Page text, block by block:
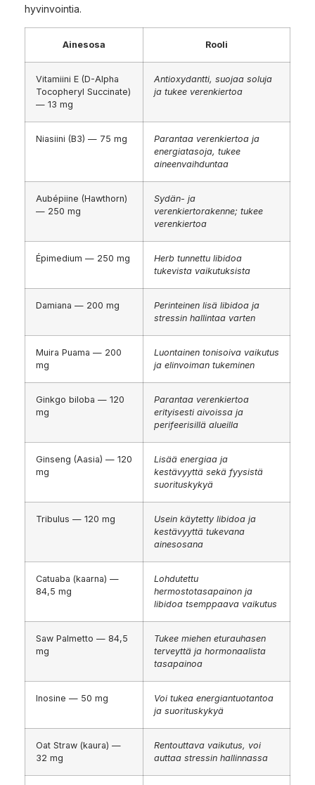
hyvinvointia.
Ainesosa Rooli
Vitamiini E (D-Alpha
Tocopheryl Succinate)
— 13 mg
Antioxydantti, suojaa soluja
ja tukee verenkiertoa
Niasiini (B3) — 75 mg
Parantaa verenkiertoa ja
energiatasoja, tukee
aineenvaihduntaa
Aubépiine (Hawthorn)
— 250 mg
Sydän- ja
verenkiertorakenne; tukee
verenkiertoa
Épimedium — 250 mg
Herb tunnettu libidoa
tukevista vaikutuksista
Damiana — 200 mg
Perinteinen lisä libidoa ja
stressin hallintaa varten
Muira Puama — 200
mg
Luontainen tonisoiva vaikutus
ja elinvoiman tukeminen
Ginkgo biloba — 120
mg
Parantaa verenkiertoa
erityisesti aivoissa ja
perifeerisillä alueilla
Ginseng (Aasia) — 120
mg
Lisää energiaa ja
kestävyyttä sekä fyysistä
suorituskykyä
Tribulus — 120 mg
Usein käytetty libidoa ja
kestävyyttä tukevana
ainesosana
Catuaba (kaarna) —
84,5 mg
Lohdutettu
hermostotasapainon ja
libidoa tsemppaava vaikutus
Saw Palmetto — 84,5
mg
Tukee miehen eturauhasen
terveyttä ja hormonaalista
tasapainoa
Inosine — 50 mg
Voi tukea energiantuotantoa
ja suorituskykyä
Oat Straw (kaura) —
32 mg
Rentouttava vaikutus, voi
auttaa stressin hallinnassa